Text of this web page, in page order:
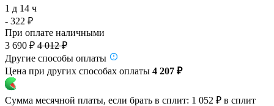
1 д 14 ч
- 322 ₽
При оплате наличными
3 690 ₽ 4 012 ₽
Другие способы оплаты
Цена при других способах оплаты 4 207 ₽
Сумма месячной платы, если брать в сплит: 1 052 ₽ в сплит